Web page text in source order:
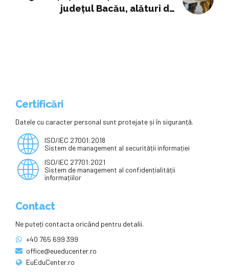
județul Bacău, alături de
Certificări
Datele cu caracter personal sunt protejate și în siguranță.
ISO/IEC 27001:2018
Sistem de management al securității informației
ISO/IEC 27701:2021
Sistem de management al confidențialității
informațiilor
Contact
Ne puteți contacta oricând pentru detalii.
+40 765 699 399
office@eueducenter.ro
EuEduCenter.ro